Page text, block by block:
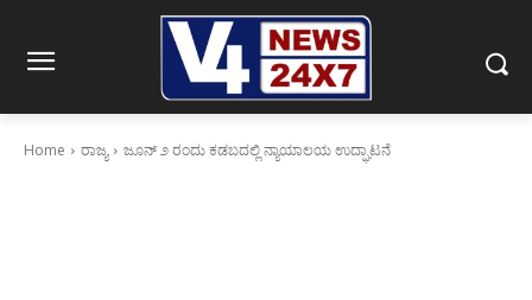
Home ರಾಜ್ಯ ಜೂನ್ ೨ ರಂದು ಕಡಬದಲ್ಲಿ ನ್ಯಾಯಾಲಯ ಉದ್ಘಾಟನೆ